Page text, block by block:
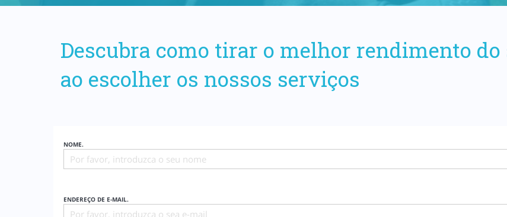
Descubra como tirar o melhor rendimento
ao escolher os nossos serviços
NOME.
ENDEREÇO DE E-MAIL.